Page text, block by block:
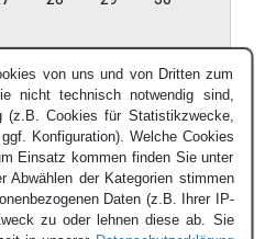
von uns und von Dritten zum
nicht technisch notwendig sind,
(z.B. Cookies für Statistikzwecke,
Konfiguration). Welche Cookies
Einsatz kommen finden Sie unter
Abwählen der Kategorien stimmen
Daten (z.B. Ihrer IP-
zu oder lehnen diese ab. Sie